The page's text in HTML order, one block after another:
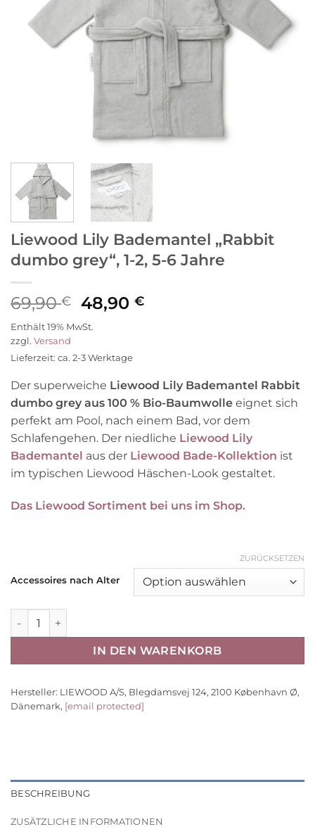
Liewood Lily Bademantel „Rabbit
dumbo grey“, 1-2, 5-6 Jahre
69,90€
Ursprünglicher
Preis
war:
69,90 €
48,90€Aktueller
Enthält 19% MwSt.
zzgl. Versand
Lieferzeit: ca. 2-3 Werktage
Der superweiche Liewood Lily Bademantel Rabbit
dumbo grey aus 100 % Bio-Baumwolle eignet sich
perfekt am Pool, nach einem Bad, vor dem
Schlafengehen. Der niedliche Liewood Lily
Bademantel aus der Liewood Bade-Kollektion ist
im typischen Liewood Häschen-Look gestaltet.
Das Liewood Sortiment bei uns im Shop.
Accessoires nach Alter
ZURÜCKSETZEN
Liewood Lily Bademantel „Rabbit dumbo grey“, 1-2, 5-6
IN DEN WARENKORB
Hersteller: LIEWOOD A/S, Blegdamsvej 124, 2100 København Ø,
Dänemark, [email protected]
BESCHREIBUNG
ZUSÄTZLICHE INFORMATIONEN